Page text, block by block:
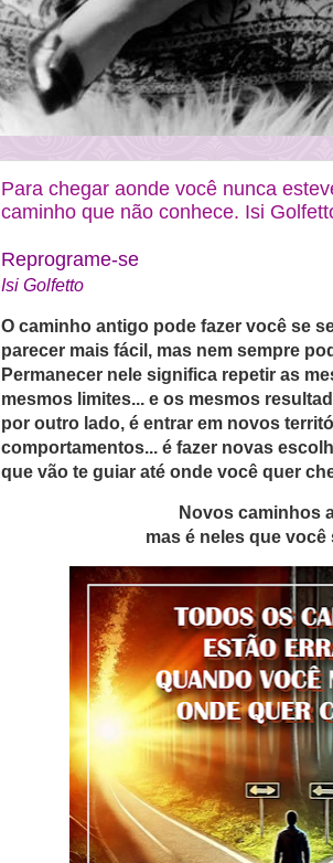
Para chegar aonde você nunca
caminho que não conhece. Isi
Reprograme-se
Isi Golfetto
O caminho antigo pode fazer você se
parecer mais fácil, mas nem sempre
Permanecer nele significa repetir as
mesmos limites... e os mesmos
por outro lado, é entrar em novos
comportamentos... é fazer novas
que vão te guiar até onde você quer
Novos caminhos
mas é neles que você